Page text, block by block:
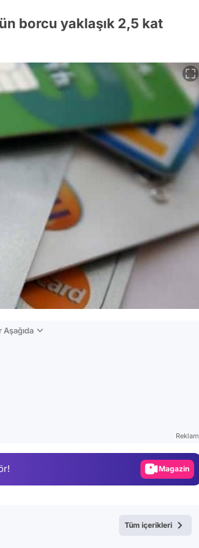
borcu yaklaşık 2,5 kat
Reklam
Video
Tüm içerikleri